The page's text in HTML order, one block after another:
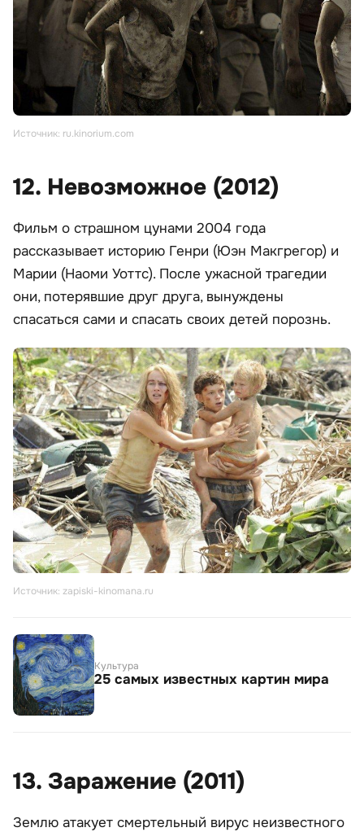
Источник: ru.kinorium.com
12. Невозможное (2012)
Фильм о страшном цунами 2004 года
рассказывает историю Генри (Юэн Макгрегор) и
Марии (Наоми Уоттс). После ужасной трагедии
они, потерявшие друг друга, вынуждены
спасаться сами и спасать своих детей порознь.
Источник: zapiski-kinomana.ru
Культура
25 самых известных картин мира
13. Заражение (2011)
Землю атакует смертельный вирус неизвестного